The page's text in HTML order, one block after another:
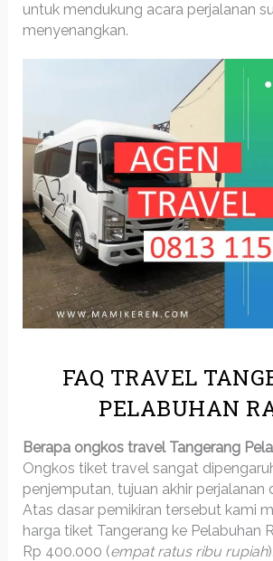
untuk mendukung acara perjalanan
menyenangkan.
FAQ TRAVEL
PELABUHAN
Berapa ongkos travel Tangerang
Ongkos tiket travel sangat
penjemputan, tujuan akhir perjalanan
Atas dasar pemikiran tersebut kami
harga tiket Tangerang ke Pelabuhan
Rp 400.000 (empat ratus ribu rupiah).